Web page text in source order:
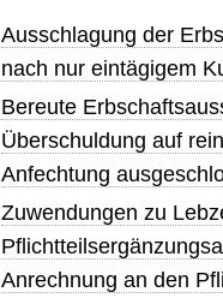
Ausschlagung der
nach nur eintägigem
Bereute
Überschuldung auf
Anfechtung
Zuwendungen zu
Anrechnung an den